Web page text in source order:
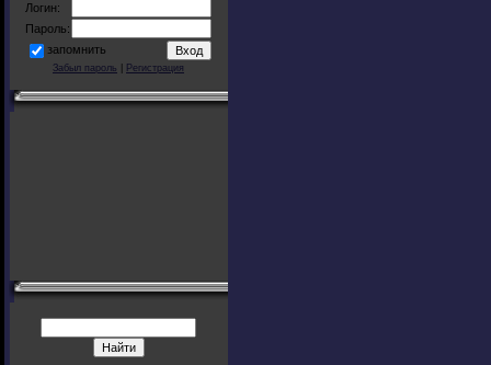
Логин:
Пароль:
запомнить
Забыл пароль Регистрация